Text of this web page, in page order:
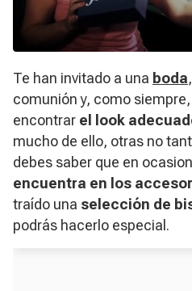
​Te han invitado a una boda
comunión y, como
encontrar el look
mucho de ello, otras no
debes saber que en
encuentra en los
traído una selección de
podrás hacerlo especial.